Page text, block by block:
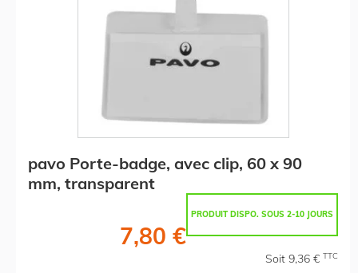
pavo Porte-badge, avec clip, 60 x 90
mm, transparent
PRODUIT DISPO. SOUS 2-10 JOURS
7,80 €
Soit 9,36 € TTC